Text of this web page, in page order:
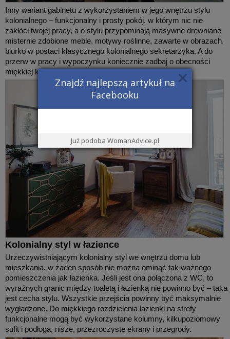
Inny wariant gabinetu z wykorzystaniem w jego wnętrzu stylu
kolonialnego – funkcjonalny i prosty pokój, w którym nic nie
zakłóci twojej pracy, a o stylu przypominają masywne drewniane
misternie zdobione meble, motywy roślinne, zawarte w obrazach,
biurko w postaci klasycznego kolonialnego sekretarzyka. A do
przerw w pracy i wypoczynku koniecznie zadbaj o obecności
miękkiej kanapy.
Kolonialny styl w łazience
Urzeczywistniającym kolonialny styl we wnętrzu domu lub
mieszkania, w żaden sposób nie można ominąć tak ważnego
pomieszczenia jak łazienka. Jeśli jest ona połączona z WC, to
wyraźnych granic między toaletą i łazienką nie powinno być – taka
jest cecha stylu. Wszystkie przejścia powinny być maksymalnie
wygładzone. Do miękkiego rozdzielenia łazienki na strefy
funkcjonalne mogą być wykorzystane kolumny, kilkupoziomowy
sufit i podłoga, nisze, przezroczyste ekrany i przegrody.
Znajdź najlepszą artykuł na
Facebooku
Już podoba WomanAdvice.pl